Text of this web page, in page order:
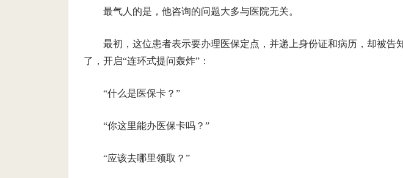
最气人的是，他咨询的问题大多与医院无关。
最初，这位患者表示要办理医保定点，并递上身份证和病历，却被告
了，开启“连环式提问轰炸”：
“什么是医保卡？”
“你这里能办医保卡吗？”
“应该去哪里领取？”